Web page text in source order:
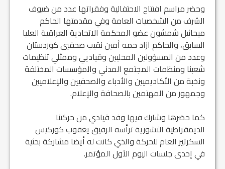
وحضر مراسم افتتاح الاحتفالية وفقراتها عدد من ضيوف
الشرف من الشخصيات العامة وفي مقدمتها الحاكم
ميخائيل شمشون عضو المحكمة الاتحادية العراقية العليا
السابق، والحاكم آزاد حمه أمين نقيب صحفيي كوردستان
وعدد من المسؤولين المحليين وقياديي وممثلي تنظيمات
شعبنا ومنظمات المجتمع المدني والمؤسسات المختلفة
ونخبة من الأكاديميين والأدباء والصحفيين والإعلاميين
وجمهور من المهتمين بالصحافة والإعلام.
كما حضرها وشارك فيها وفد قيادي من حركتنا
الديمقراطية الآشورية ترأسه الرفيق يعقوب كوركيس
السكرتير العام للحركة والذي كانت له أيضا مشاركة بحثية
في إحدى جلسات اليوم الأول المؤتمر.